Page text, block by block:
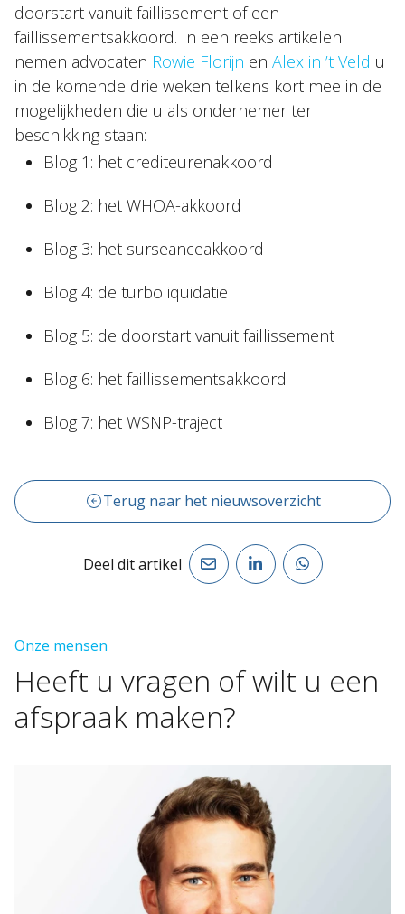
doorstart vanuit faillissement of een
faillissementsakkoord. In een reeks artikelen
nemen advocaten Rowie Florijn en Alex in ’t Veld u
in de komende drie weken telkens kort mee in de
mogelijkheden die u als ondernemer ter
beschikking staan:
Blog 1: het crediteurenakkoord
Blog 2: het WHOA-akkoord
Blog 3: het surseanceakkoord
Blog 4: de turboliquidatie
Blog 5: de doorstart vanuit faillissement
Blog 6: het faillissementsakkoord
Blog 7: het WSNP-traject
Terug naar het nieuwsoverzicht
Deel dit artikel
Onze mensen
Heeft u vragen ofwilt u een
afspraak maken?